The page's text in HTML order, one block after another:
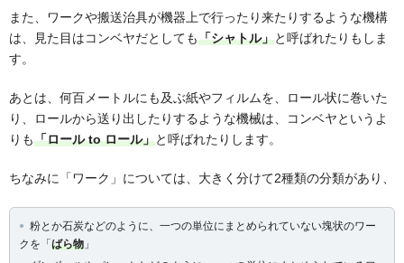
また、ワークや搬送治具が機器上で行ったり来たりするような機構
は、見た目はコンベヤだとしても「シャトル」と呼ばれたりもしま
す。
あとは、何百メートルにも及ぶ紙やフィルムを、ロール状に巻いた
り、ロールから送り出したりするような機械は、コンベヤというよ
りも「ロール to ロール」と呼ばれたりします。
ちなみに「ワーク」については、大きく分けて2種類の分類があり、
粉とか石炭などのように、一つの単位にまとめられていない塊状のワー
クを「ばら物 」